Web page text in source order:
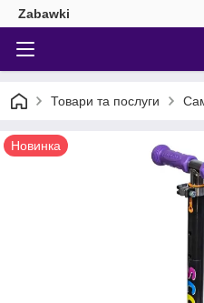
Zabawki
Товари та послуги
Новинка